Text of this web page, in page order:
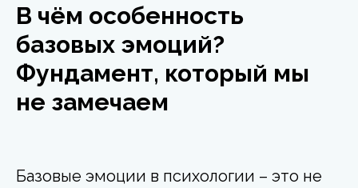
В чём особенность
базовых эмоций?
Фундамент, который мы
не замечаем
Базовые эмоции в психологии – это не